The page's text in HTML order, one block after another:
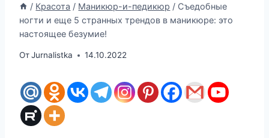
/ Красота / Маникюр-и-педикюр / Съедобные
ногти и еще 5 странных трендов в маникюре: это
настоящее безумие!
ОтJurnalistka 14.10.2022